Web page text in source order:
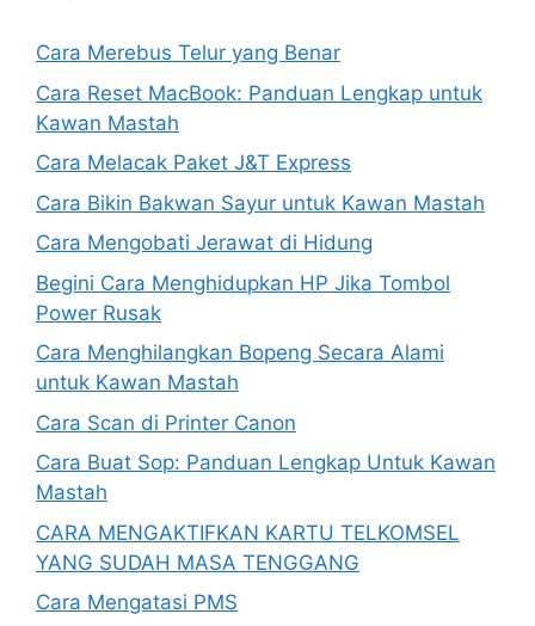
Cara Merebus Telur yang Benar
Cara Reset MacBook: Panduan Lengkap untuk
Kawan Mastah
Cara Melacak Paket J&T Express
Cara Bikin Bakwan Sayur untuk Kawan Mastah
Cara Mengobati Jerawat di Hidung
Begini Cara Menghidupkan HP Jika Tombol
Power Rusak
Cara Menghilangkan Bopeng Secara Alami
untuk Kawan Mastah
Cara Scan di Printer Canon
Cara Buat Sop: Panduan Lengkap Untuk Kawan
Mastah
CARA MENGAKTIFKAN KARTU TELKOMSEL
YANG SUDAH MASA TENGGANG
Cara Mengatasi PMS